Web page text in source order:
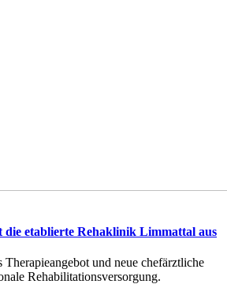
etablierte Rehaklinik Limmattal aus
und neue chefärztliche
Rehabilitationsversorgung.